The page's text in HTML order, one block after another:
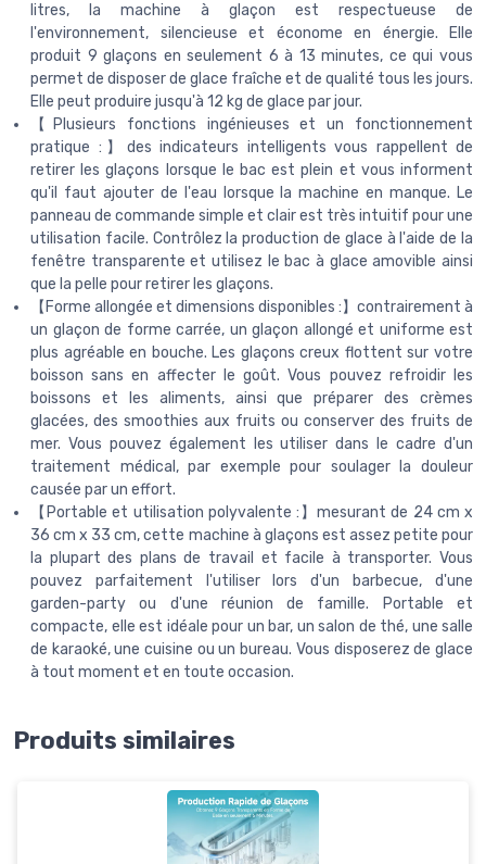
litres, la machine à glaçon est respectueuse de
l'environnement, silencieuse et économe en énergie. Elle
produit 9 glaçons en seulement 6 à 13 minutes, ce qui vous
permet de disposer de glace fraîche et de qualité tous les jours.
Elle peut produire jusqu'à 12 kg de glace par jour.
【Plusieurs fonctions ingénieuses et un fonctionnement
pratique :】des indicateurs intelligents vous rappellent de
retirer les glaçons lorsque le bac est plein et vous informent
qu'il faut ajouter de l'eau lorsque la machine en manque. Le
panneau de commande simple et clair est très intuitif pour une
utilisation facile. Contrôlez la production de glace à l'aide de la
fenêtre transparente et utilisez le bac à glace amovible ainsi
que la pelle pour retirer les glaçons.
【Forme allongée et dimensions disponibles :】contrairement à
un glaçon de forme carrée, un glaçon allongé et uniforme est
plus agréable en bouche. Les glaçons creux flottent sur votre
boisson sans en affecter le goût. Vous pouvez refroidir les
boissons et les aliments, ainsi que préparer des crèmes
glacées, des smoothies aux fruits ou conserver des fruits de
mer. Vous pouvez également les utiliser dans le cadre d'un
traitement médical, par exemple pour soulager la douleur
causée par un effort.
【Portable et utilisation polyvalente :】mesurant de 24 cm x
36 cm x 33 cm, cette machine à glaçons est assez petite pour
la plupart des plans de travail et facile à transporter. Vous
pouvez parfaitement l'utiliser lors d'un barbecue, d'une
garden-party ou d'une réunion de famille. Portable et
compacte, elle est idéale pour un bar, un salon de thé, une salle
de karaoké, une cuisine ou un bureau. Vous disposerez de glace
à tout moment et en toute occasion.
Produits similaires